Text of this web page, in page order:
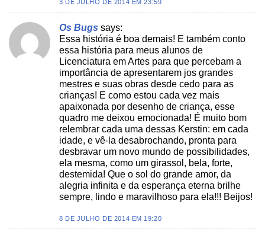
3 DE JULHO DE 2014 EM 23:59
Os Bugs says:
Essa história é boa demais! E também conto
essa história para meus alunos de
Licenciatura em Artes para que percebam a
importância de apresentarem jos grandes
mestres e suas obras desde cedo para as
crianças! E como estou cada vez mais
apaixonada por desenho de criança, esse
quadro me deixou emocionada! É muito bom
relembrar cada uma dessas Kerstin: em cada
idade, e vê-la desabrochando, pronta para
desbravar um novo mundo de possibilidades,
ela mesma, como um girassol, bela, forte,
destemida! Que o sol do grande amor, da
alegria infinita e da esperança eterna brilhe
sempre, lindo e maravilhoso para ela!!! Beijos!
8 DE JULHO DE 2014 EM 19:20